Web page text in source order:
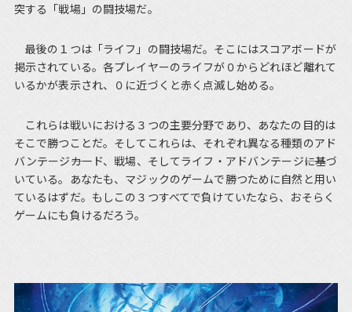
突する「戦場」の闘技場だ。
最後の１つは「ライフ」の闘技場だ。そこにはスコアボードが
掲示されている。各プレイヤーのライフが０からどれほど離れて
いるかが表示され、０に近づくと赤く点滅し始める。
これらは戦いにおける３つの主要分野であり、あなたの目的は
そこで勝つことだ。そしてこれらは、それぞれ異なる種類のアド
バンテージ――カード、戦場、そしてライフ・アドバンテージ――に基づ
いている。あなたも、マジックのゲームで勝つために自然と用い
ているはずだ。もしこの３つすべてで負けていたなら、おそらく
ゲームにも負けるだろう。